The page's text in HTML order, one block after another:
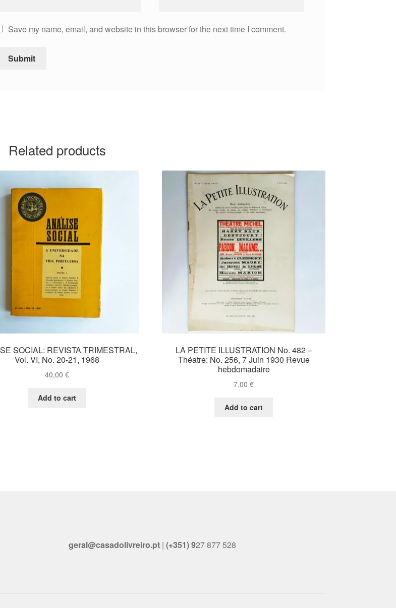
Save my name, email, and website in this browser for the next time I comment.
Related products
SOCIAL: REVISTA TRIMESTRAL,
Vol. VI, No. 20-21, 1968
40,00 €
Add to cart
LA PETITE ILLUSTRATION No. 482 –
Théatre: No. 256, 7 Juin 1930 Revue
hebdomadaire
7,00€
Add to cart
geral@casadolivreiro.pt |(+351) 927 877 528